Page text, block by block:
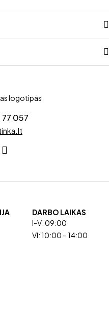
057
DARBO LAIKAS
I-V: 09:00
VI: 10:00 – 14:00